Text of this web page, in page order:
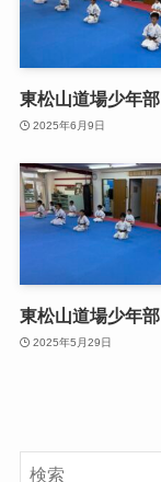
東松山道場少年部
2025年6月9日
東松山道場少年部
2025年5月29日